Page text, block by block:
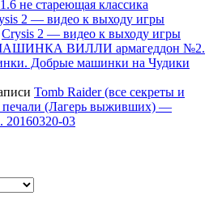
не стареющая классика
2 — видео к выходу игры
Crysis 2 — видео к выходу игры
ВИЛЛИ армагеддон №2.
Добрые машинки на Чудики
Tomb Raider (все секреты и
(Лагерь выживших) —
20160320-03